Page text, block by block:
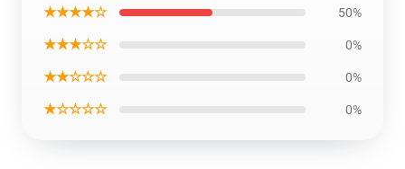
★★★★☆ 50%
★★★☆☆ 0%
★★☆☆☆ 0%
★☆☆☆☆ 0%